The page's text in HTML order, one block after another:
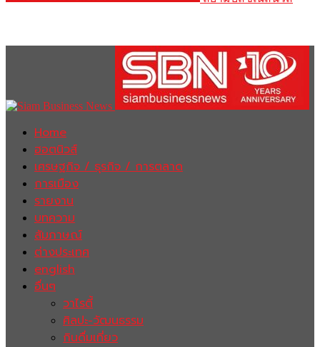
Home
ฮอตนิวส์
เศรษฐกิจ / ธุรกิจ / การตลาด
การเมือง
รายงาน
บทความ
สัมภาษณ์
ต่างประเทศ
english
อื่นๆ
วาไรตี้
ศิลปะ-วัฒนธรรม
กินดื่มเที่ยว